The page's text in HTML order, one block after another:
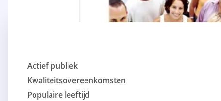
Actief publiek
Kwaliteitsovereenkomsten
Populaire leeftijd